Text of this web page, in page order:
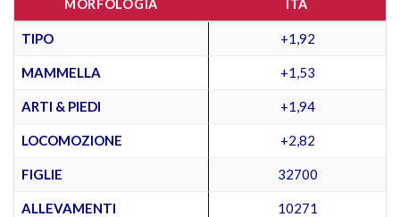
MORFOLOGIA ITA
TIPO +1,92
MAMMELLA +1,53
ARTI & PIEDI +1,94
LOCOMOZIONE +2,82
FIGLIE 32700
ALLEVAMENTI 10271